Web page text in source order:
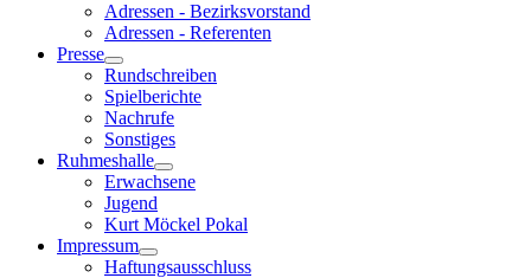
Adressen - Bezirksvorstand
Adressen - Referenten
Presse
Rundschreiben
Spielberichte
Nachrufe
Sonstiges
Ruhmeshalle
Erwachsene
Jugend
Kurt Möckel Pokal
Impressum
Haftungsausschluss